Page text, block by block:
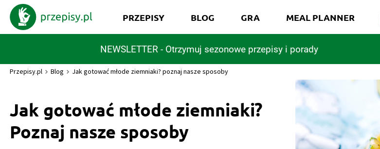
NEWSLETTER - Otrzymuj sezonowe przepisy i porady
PRZEPISY BLOG GRA MEAL PLANNER
Przepisy.pl Blog Jak gotować młode ziemniaki? poznaj nasze sposoby
Jak gotować młode ziemniaki?
Poznaj nasze sposoby